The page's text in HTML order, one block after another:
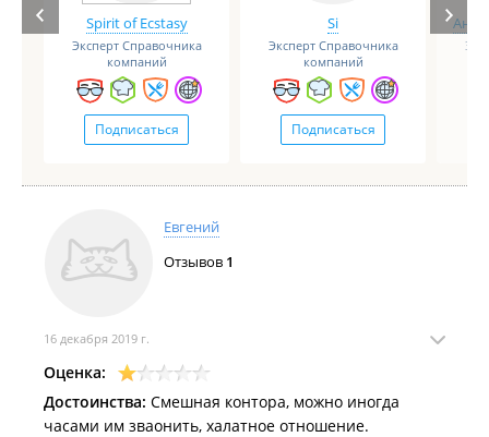
Spirit of Ecstasy
Эксперт Справочника
компаний
Подписаться
Si
Эксперт Справочника
компаний
Подписаться
Евгений
Отзывов 1
16 декабря 2019 г.
Оценка:
Достоинства: Смешная контора, можно иногда
часами им зваонить, халатное отношение.